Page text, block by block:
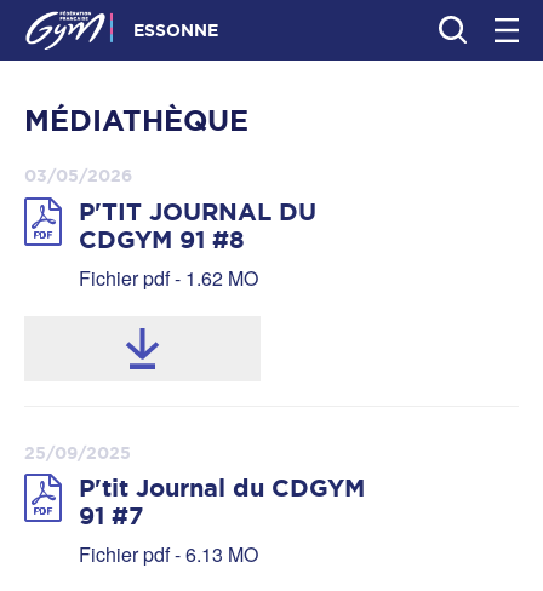
ESSONNE
MÉDIATHÈQUE
03/05/2026
P'TIT JOURNAL DU
CDGYM 91 #8
Fichier pdf - 1.62 MO
25/09/2025
P'tit Journal du CDGYM
91 #7
Fichier pdf - 6.13 MO